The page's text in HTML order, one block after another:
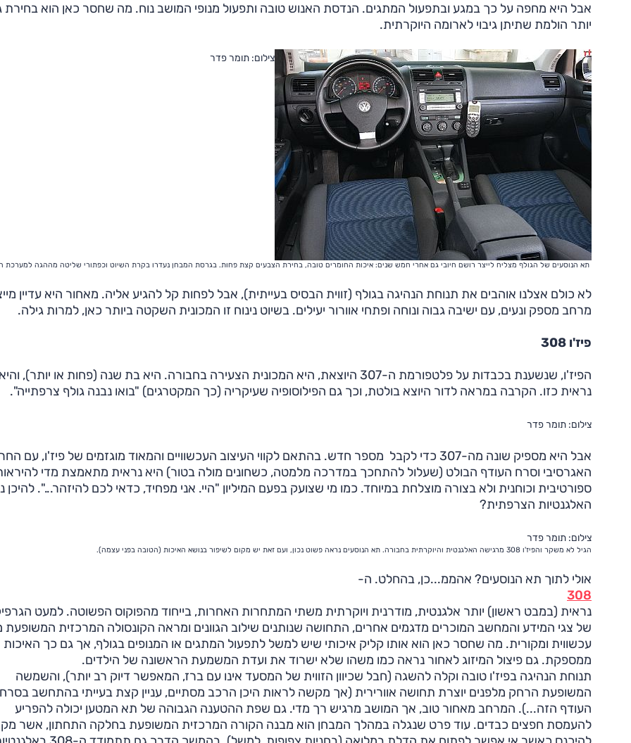
אבל היא מחפה על כך במגע ובתפעול המתגים. הנדסת האנוש טובה ותפעול מנופי המושב נוח. מה שחסר כאן הוא בחירת
יותר הולמת שתיתן גיבוי לארומה היוקרתית.
צילום: תומר פדר
תא הנוסעים של הגולף מצליח לייצר רושם חיובי גם אחרי חמש שנים: איכות החומרים טובה, בחירת הצבעים קצת פחות. בגרסת המבחן נעדרו בקרת השיוט וכפתורי שליטה מההגה למערכת
לא כולם אצלנו אוהבים את תנוחת הנהיגה בגולף (זווית הבסיס בעייתית), אבל לפחות קל להגיע אליה. מאחור היא עדיין
מרחב מספק ונעים, עם ישיבה גבוה ונוחה ופתחי אוורור יעילים. בשיוט נינוח זו המכונית השקטה ביותר כאן, למרות גילה.
פיז'ו 308
הפיז'ו, שנשענת בכבדות על פלטפורמת ה-307 היוצאת, היא המכונית הצעירה בחבורה. היא בת שנה (פחות או יותר),
נראית כזו. הקרבה במראה לדור היוצא בולטת, וכך גם הפילוסופיה שעיקריה (כך המקטרגים) "בואו נבנה גולף צרפתייה".
צילום: תומר פדר
אבל היא מספיק שונה מה-307 כדי לקבל מספר חדש. בהתאם לקווי העיצוב העכשוויים והמאוד מוגזמים של פיז'ו, עם
האגרסיבי וסרח העודף הבולט (שעלול להתחכך במדרכה מלמטה, כשחונים מולה בטור) היא נראית מתאמצת מדי
ספורטיבית וכוחנית ולא בצורה מוצלחת במיוחד. כמו מי שצועק בפעם המיליון "היי. אני מפחיד, כדאי לכם להיזהר...". להיכן
האלגנטיות הצרפתית?
צילום: תומר פדר
הגיל לא משקר והפיז'ו 308 מרגישה האלגנטית והיוקרתית בחבורה. תא הנוסעים נראה פשוט נכון, ועם זאת יש מקום לשיפור בנושא האיכות (הטובה בפני עצמה).
אולי לתוך תא הנוסעים? אהממ...כן, בהחלט. ה-
308
נראית (במבט ראשון) יותר אלגנטית, מודרנית ויוקרתית משתי המתחרות האחרות, בייחוד מהפוקוס הפשוטה. למעט
של צגי המידע והמחשב המוכרים מדגמים אחרים, התחושה שנותנים שילוב הגוונים ומראה הקונסולה המרכזית המשופעת
עכשווית ומקורית. מה שחסר כאן הוא אותו קליק איכותי שיש למשל לתפעול המתגים או המנופים בגולף, אך גם כך האיכות
ממספקת. גם פיצול המיזוג לאחור נראה כמו משהו שלא ישרוד את ועדת המשמעת הראשונה של הילדים.
תנוחת הנהיגה בפיז'ו טובה וקלה להשגה (חבל שכיוון הזווית של המסעד אינו עם ברז, המאפשר דיוק רב יותר), והשמשה
המשופעת הרחק מלפנים יוצרת תחושה אוורירית (אך מקשה לראות היכן הרכב מסתיים, עניין קצת בעייתי בהתחשב בסרח
העודף הזה...). המרחב מאחור טוב, אך המושב מרגיש רך מדי. גם שפת ההטענה הגבוהה של תא המטען יכולה להפריע
להעמסת חפצים כבדים. עוד פרט שנגלה במהלך המבחן הוא מבנה הקורה המרכזית המשופעת בחלקה התחתון, אשר